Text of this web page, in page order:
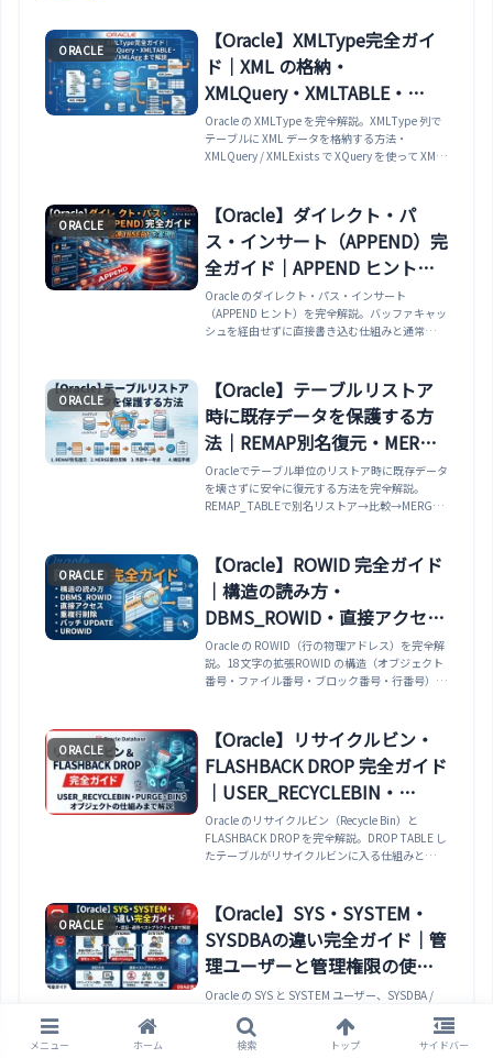
ORACLE
【Oracle】XMLType完全ガイ
ド｜XML の格納・
XMLQuery・XMLTABLE・
XMLElement/XMLAgg まで解
説
Oracle の XMLType を完全解説。XMLType 列で
テーブルに XML データを格納する方法・
XMLQuery / XMLExists で XQuery を使って XML
XMLForest / XMLAgg で SELECT 結果を XML に
変換する方法・EXTRACT / EXTRACTVALUE（旧
API）と XMLQuery（推奨）の違い・XML インデ
ックスで XML 検索を高速化する方法まで実例で
解説します。
ORACLE
【Oracle】ダイレクト・パ
ス・インサート（APPEND）完
全ガイド｜APPEND ヒント・
NOLOGGING・大量データの
高速 INSERT・CTAS まで解説
Oracle のダイレクト・パス・インサート
（APPEND ヒント）を完全解説。バッファキャッ
シュを経由せずに直接書き込む仕組みと通常
NOLOGGING でREDO ログ生成を最小化してス
ループットを向上させる方法・CREATE TABLE
AS SELECT（CTAS）での NOLOGGING の使い
方・ダイレクト・パス・インサート後の制約（コ
ミット前の SELECT が無効になる）まで実例で
解説します。
ORACLE
【Oracle】テーブルリストア
時に既存データを保護する方
法｜REMAP別名復元・MERGE
差分反映・外部キー考慮・検
証手順まで解説
Oracleでテーブル単位のリストア時に既存データ
を壊さずに安全に復元する方法を完全解説。
REMAP_TABLEで別名リストア→比較→MERGE
処、content=DATA_ONLYとMETADATA_ONLYの
使い分け、リストア前後のCOUNT/MINUS検証手
順、ロールバック戦略まで網羅。
ORACLE
【Oracle】ROWID 完全ガイド
｜構造の読み方・
DBMS_ROWID・直接アクセ
ス・重複行削除・バッチ
UPDATE・UROWID まで実例
Oracle の ROWID（行の物理アドレス）を完全解
説。18文字の拡張ROWID の構造（オブジェクト
番号・ファイル番号・ブロック番号・行番号）・
ブクエリを使った重複行の削除・大量データを
ROWID 範囲で分割する並列バッチ UPDATE・
IOT/クラスタ表での UROWID の違いまで実例で
解説します。
ORACLE
【Oracle】リサイクルビン・
FLASHBACK DROP 完全ガイド
｜USER_RECYCLEBIN・
PURGE・BIN$ オブジェクトの
仕組みまで解説
Oracle のリサイクルビン（Recycle Bin）と
FLASHBACK DROP を完全解説。DROP TABLE し
たテーブルがリサイクルビンに入る仕組みと
方法・USER_RECYCLEBIN / DBA_RECYCLEBIN
でリサイクルビンの内容を確認する方法・
PURGE TABLE / PURGE RECYCLEBIN / PURGE
DBA_RECYCLEBIN で完全削除する方法・
RECYCLEBIN パラメータでリサイクルビンを無効
にする方法・DROP TABLE ... PURGE で即時完全
ORACLE
【Oracle】SYS・SYSTEM・
SYSDBAの違い完全ガイド｜管
理ユーザーと管理権限の使い
分け
Oracle の SYS と SYSTEM ユーザー、SYSDBA /
SYSRAC / SYSASM の 7 種類の管理権限の違いを
完全解説。データディクショナリ所有者としての
メニュー ホーム 検索 トップ サイドバー